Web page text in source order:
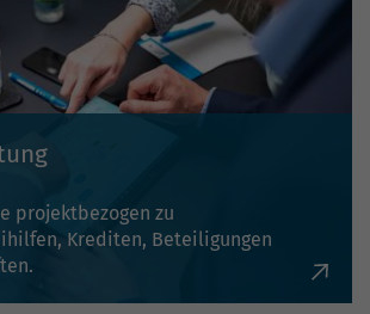
projektbezogen zu
Krediten, Beteiligungen